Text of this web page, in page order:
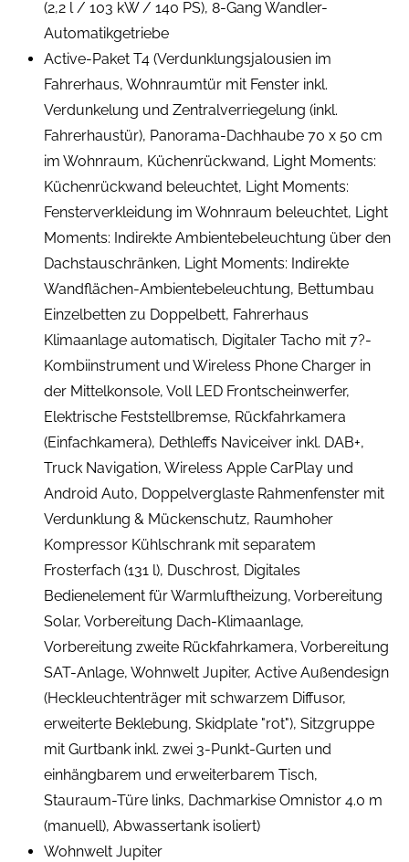
(2,2 l / 103 kW / 140 PS), 8-Gang Wandler-
Automatikgetriebe
Active-Paket T4 (Verdunklungsjalousien im
Fahrerhaus, Wohnraumtür mit Fenster inkl.
Verdunkelung und Zentralverriegelung (inkl.
Fahrerhaustür), Panorama-Dachhaube 70 x 50 cm
im Wohnraum, Küchenrückwand, Light Moments:
Küchenrückwand beleuchtet, Light Moments:
Fensterverkleidung im Wohnraum beleuchtet, Light
Moments: Indirekte Ambientebeleuchtung über den
Dachstauschränken, Light Moments: Indirekte
Wandflächen-Ambientebeleuchtung, Bettumbau
Einzelbetten zu Doppelbett, Fahrerhaus
Klimaanlage automatisch, Digitaler Tacho mit 7?-
Kombiinstrument und Wireless Phone Charger in
der Mittelkonsole, Voll LED Frontscheinwerfer,
Elektrische Feststellbremse, Rückfahrkamera
(Einfachkamera), Dethleffs Naviceiver inkl. DAB+,
Truck Navigation, Wireless Apple CarPlay und
Android Auto, Doppelverglaste Rahmenfenster mit
Verdunklung & Mückenschutz, Raumhoher
Kompressor Kühlschrank mit separatem
Frosterfach (131 l), Duschrost, Digitales
Bedienelement für Warmluftheizung, Vorbereitung
Solar, Vorbereitung Dach-Klimaanlage,
Vorbereitung zweite Rückfahrkamera, Vorbereitung
SAT-Anlage, Wohnwelt Jupiter, Active Außendesign
(Heckleuchtenträger mit schwarzem Diffusor,
erweiterte Beklebung, Skidplate "rot"), Sitzgruppe
mit Gurtbank inkl. zwei 3-Punkt-Gurten und
einhängbarem und erweiterbarem Tisch,
Stauraum-Türe links, Dachmarkise Omnistor 4.0 m
(manuell), Abwassertank isoliert)
Wohnwelt Jupiter